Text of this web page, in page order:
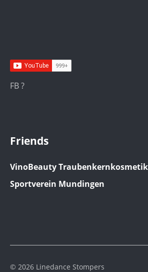
FB ?
Friends
VinoBeauty Traubenkernkosmetik
Sportverein Mundingen
© 2026 Linedance Stompers